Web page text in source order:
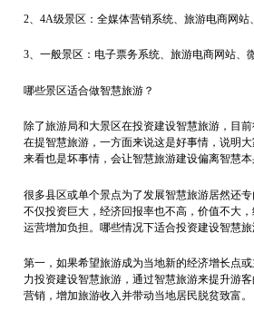
2、4A级景区：全媒体营销系统、旅游电商网站
3、一般景区：电子票务系统、旅游电商网站、
哪些景区适合做智慧旅游？
除了旅游局和大景区在投资建设智慧旅游，目
在提智慧旅游，一方面来说这是好事情，说明
来看也是坏事情，会让智慧旅游建设偏离智慧本
很多县区或单个景点为了发展智慧旅游居然还专
不仅投资巨大，经济回报率也不高，价值不大
运营增加负担。哪些情况下适合投资建设智慧旅
第一，如果希望旅游成为当地新的经济增长点
力投资建设智慧旅游，通过智慧旅游来提升游
营销，增加旅游收入并带动当地居民脱贫致富。